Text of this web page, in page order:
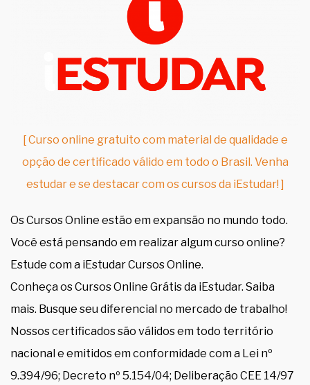
[ Curso online gratuito com material de qualidade e
opção de certificado válido em todo o Brasil. Venha
estudar e se destacar com os cursos da iEstudar! ]
Os Cursos Online estão em expansão no mundo todo.
Você está pensando em realizar algum curso online?
Estude com a iEstudar Cursos Online.
Conheça os Cursos Online Grátis da iEstudar. Saiba
mais. Busque seu diferencial no mercado de trabalho!
Nossos certificados são válidos em todo território
nacional e emitidos em conformidade com a Lei nº
9.394/96; Decreto nº 5.154/04; Deliberação CEE 14/97